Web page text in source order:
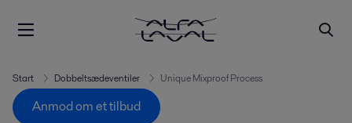
Start Dobbeltsædeventiler Unique Mixproof Process
Anmod om et tilbud